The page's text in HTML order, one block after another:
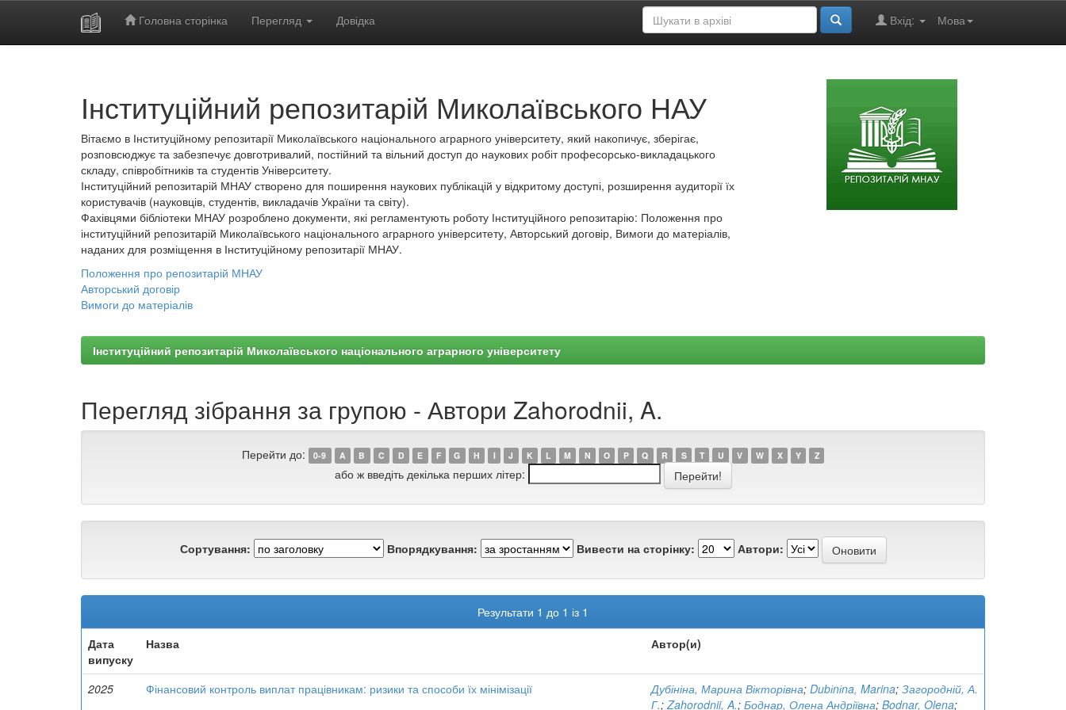
Головна сторінка Перегляд Довідка Мова
Вхід:
Інституційний репозитарій Миколаївського НАУ
Вітаємо в Інституційному репозитарії Миколаївського національного аграрного університету, який накопичує, зберігає,
розповсюджує та забезпечує довготривалий, постійний та вільний доступ до наукових робіт професорсько-викладацького
складу, співробітників та студентів Університету.
Інституційний репозитарій МНАУ створено для поширення наукових публікацій у відкритому доступі, розширення аудиторії їх
користувачів (науковців, студентів, викладачів України та світу).
Фахівцями бібліотеки МНАУ розроблено документи, які регламентують роботу Інституційного репозитарію: Положення про
інституційний репозитарій Миколаївського національного аграрного університету, Авторський договір, Вимоги до матеріалів,
наданих для розміщення в Інституційному репозитарії МНАУ.
Положення про репозитарій МНАУ
Авторський договір
Вимоги до матеріалів
Інституційний репозитарій Миколаївського національного аграрного університету
Перегляд зібрання за групою - Автори Zahorodnii, A.
Перейти до: 0-9 A B C D E F G H I J K L M N O P Q R S T U V W X Y Z
або ж введіть декілька перших літер:
Сортування: Впорядкування: Вивести на сторінку: Автори:
Результати 1 до 1 із 1
Дата
випуску
Назва Автор(и)
2025 Фінансовий контроль виплат працівникам: ризики та способи їх мінімізації Дубініна, Марина Вікторівна; Dubіnіna, Marina; Загородній, А.
Г.;Zahorodnii, A.; Боднар, Олена Андріївна; Bodnar, Olena;